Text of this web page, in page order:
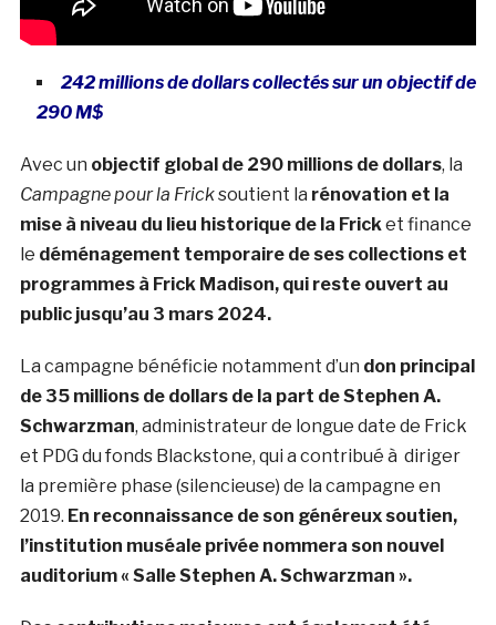
242 millions de dollars collectés sur un objectif de
290 M$
Avec un objectif global de 290 millions de dollars, la
Campagne pour la Fricksoutient la rénovation et la
mise à niveau du lieu historique de la Frick et finance
le déménagement temporaire de ses collections et
programmes à Frick Madison, qui reste ouvert au
public jusqu’au 3 mars 2024.
La campagne bénéficie notamment d’un don principal
de 35 millions de dollars de la part de Stephen A.
Schwarzman, administrateur de longue date de Frick
et PDG du fonds Blackstone, qui a contribué à diriger
la première phase (silencieuse) de la campagne en
2019. En reconnaissance de son généreux soutien,
l’institution muséale privée nommera son nouvel
auditorium « Salle Stephen A. Schwarzman ».